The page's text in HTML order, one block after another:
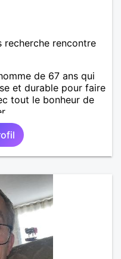
recherche rencontre
de 67 ans qui
et durable pour faire
tout le bonheur de